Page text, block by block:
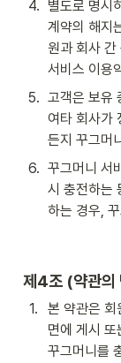
4. 별도로 명시
계약의 해지
원과 회사 간
서비스 이용
5. 고객은 보유
여타 회사가
든지 꾸그머
6. 꾸그머니 서
시 충전하는
하는 경우,
제4조 (약관의
1.
본 약관은 회
면에 게시 또
꾸그머니를